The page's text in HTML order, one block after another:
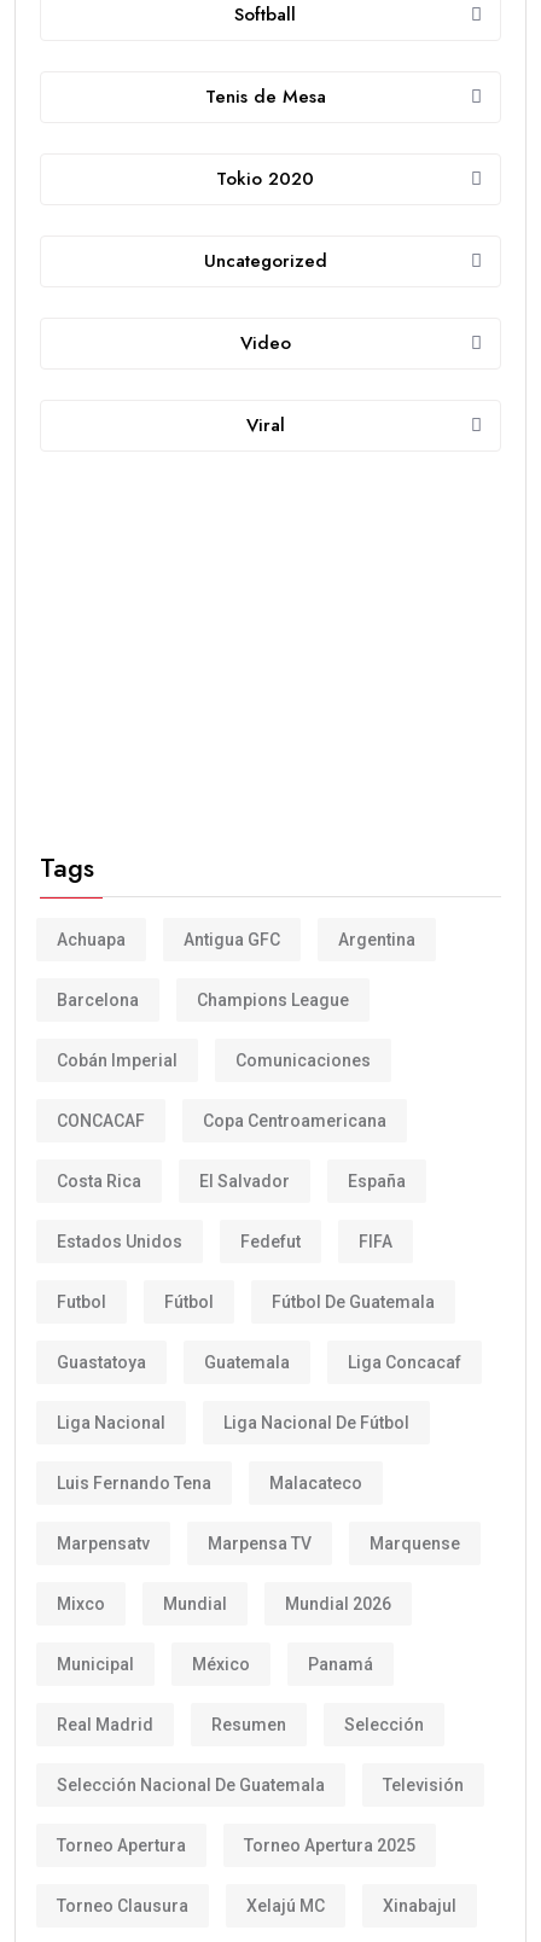
Softball
Tenis de Mesa
Tokio 2020
Uncategorized
Video
Viral
Tags
Achuapa Antigua GFC Argentina
Barcelona Champions League
Cobán Imperial Comunicaciones
CONCACAF Copa Centroamericana
Costa Rica El Salvador España
Estados Unidos Fedefut FIFA
Futbol Fútbol Fútbol De Guatemala
Guastatoya Guatemala Liga Concacaf
Liga Nacional Liga Nacional De Fútbol
Luis Fernando Tena Malacateco
Marpensatv Marpensa TV Marquense
Mixco Mundial Mundial 2026
Municipal México Panamá
Real Madrid Resumen Selección
Selección Nacional De Guatemala Televisión
Torneo Apertura Torneo Apertura 2025
Torneo Clausura Xelajú MC Xinabajul